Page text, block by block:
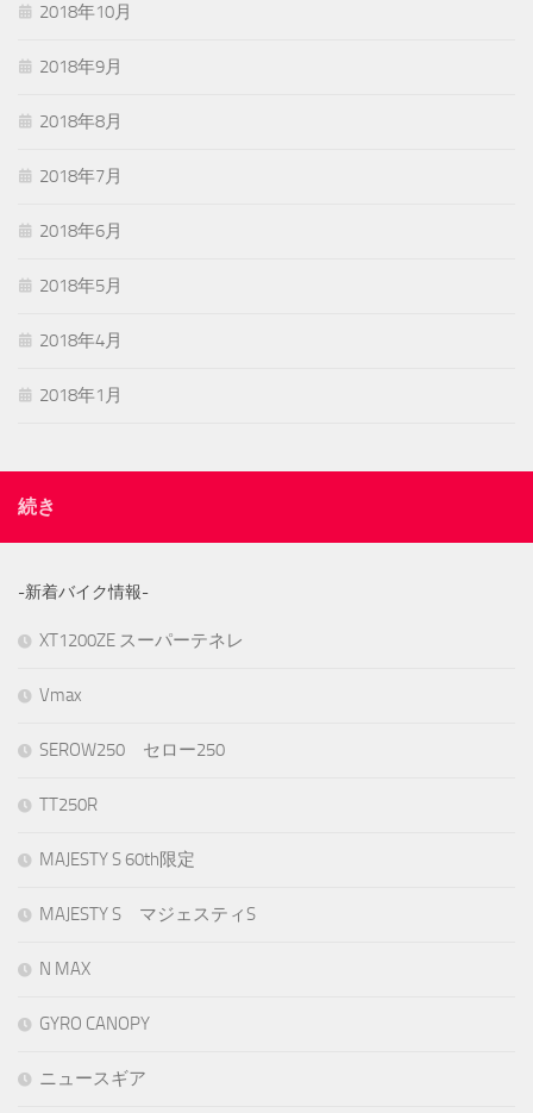
2018年10月
2018年9月
2018年8月
2018年7月
2018年6月
2018年5月
2018年4月
2018年1月
続き
-新着バイク情報-
XT1200ZE スーパーテネレ
Vmax
SEROW250 セロー250
TT250R
MAJESTY S 60th限定
MAJESTY S マジェスティS
N MAX
GYRO CANOPY
ニュースギア